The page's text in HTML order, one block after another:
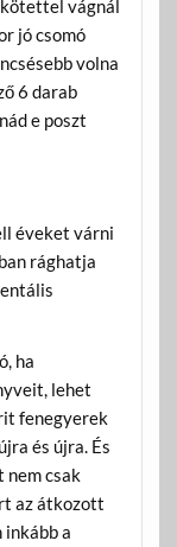
kötettel vágnál
jó csomó
volna
6 darab
e poszt
éveket várni
rághatja
ha
lehet
fenegyerek
és újra. És
nem csak
az átkozott
inkább a